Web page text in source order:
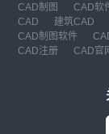
CAD制图 CAD软
CAD
建筑CAD
CAD制图软件
CAD注册
CAD官